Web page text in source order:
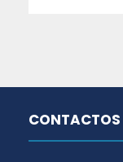
CONTACTOS